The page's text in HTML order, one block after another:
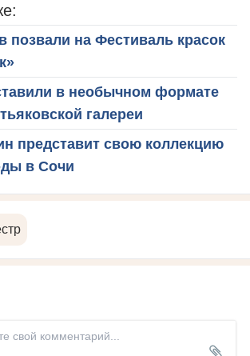
позвали на Фестиваль красок
в необычном формате
галереи
представит свою коллекцию
в Сочи